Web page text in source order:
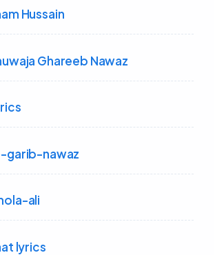
Hussain
Ghareeb Nawaz
garib-nawaz
ali
lyrics